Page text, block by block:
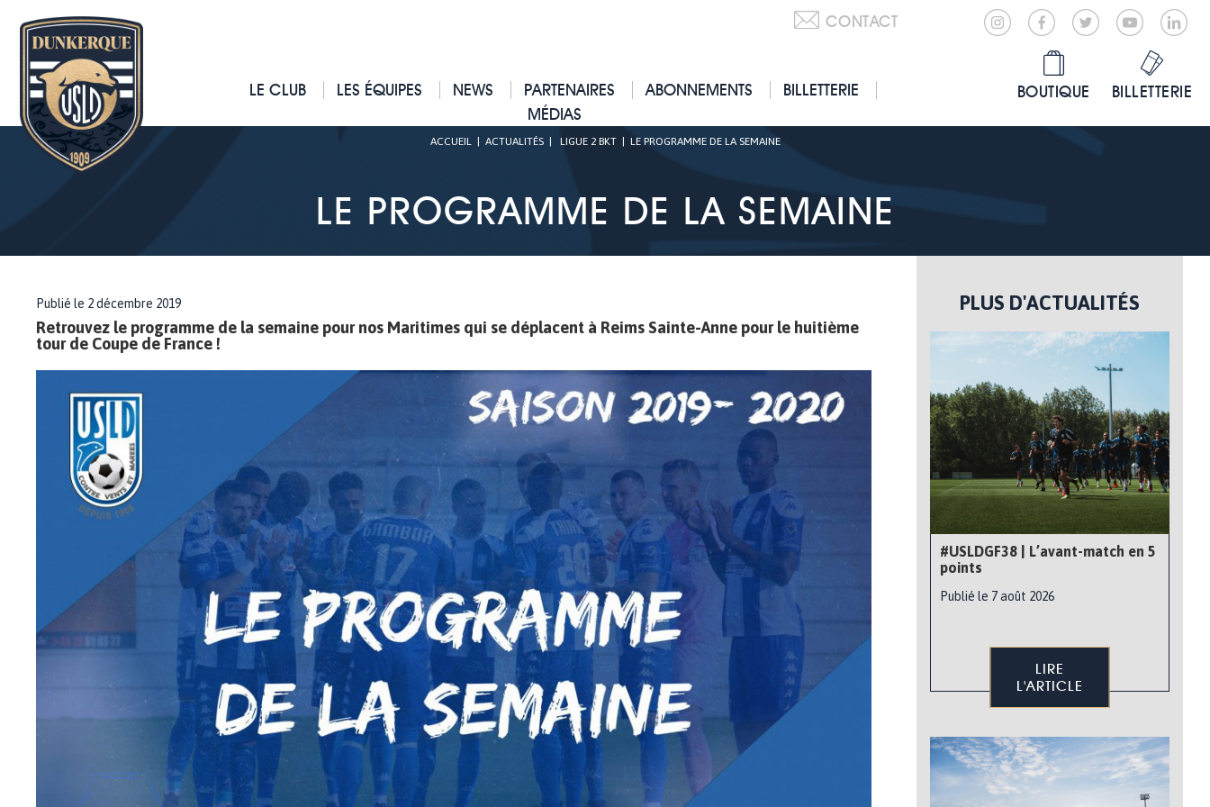
CONTACT
LE CLUB LES ÉQUIPES NEWS PARTENAIRES ABONNEMENTS
BILLETTERIE
MÉDIAS
BOUTIQUE BILLETTERIE
ACCUEIL| ACTUALITÉS| LIGUE 2 BKT| LE PROGRAMME DE LA SEMAINE
LE PROGRAMME DE LA SEMAINE
Publié le 2 décembre 2019
Retrouvez le programme de la semaine pour nos Maritimes qui se déplacent à Reims Sainte-Anne pour le huitième
tour de Coupe de France !
PLUS D'ACTUALITÉS
#USLDGF38 | L’avant-match en 5
points
Publié le 7 août 2026
LIRE
L'ARTICLE